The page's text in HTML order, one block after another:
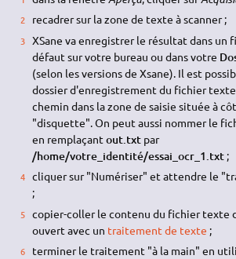
recadrer sur la zone de texte à scanner ;
XSane va enregistrer le résultat dans un
défaut sur votre bureau ou dans votre
(selon les versions de Xsane). Il est
dossier d'enregistrement du fichier
chemin dans la zone de saisie située à
"disquette". On peut aussi nommer le
en remplaçant out.txtpar
/home/votre_identité/essai_ocr_1.txt;
cliquer sur "Numériser" et attendre le
;
copier-coller le contenu du fichier texte
ouvert avec un traitement de texte ;
terminer le traitement "à la main" en